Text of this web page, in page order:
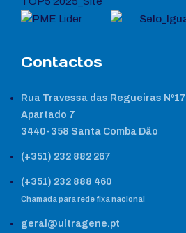
Contactos
Rua Travessa das Regueiras Nº17
Apartado 7
3440-358 Santa Comba Dão
(+351) 232 882 267
(+351) 232 888 460
Chamada para rede fixa nacional
geral@ultragene.pt